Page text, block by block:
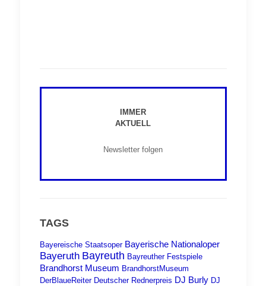
IMMER
AKTUELL
Newsletter folgen
TAGS
Bayereische Staatsoper Bayerische Nationaloper
Bayeruth Bayreuth Bayreuther Festspiele
Brandhorst Museum BrandhorstMuseum
DerBlaueReiter Deutscher Rednerpreis DJ Burly DJ